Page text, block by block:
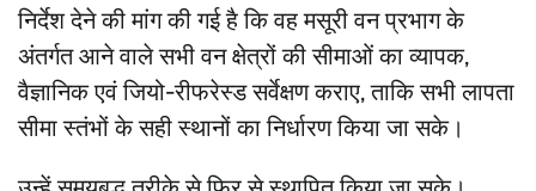
निर्देश देने की मांग की गई है कि वह मसूरी वन प्रभाग के
अंतर्गत आने वाले सभी वन क्षेत्रों की सीमाओं का व्यापक,
वैज्ञानिक एवं जियो-रीफरेस्ड सर्वेक्षण कराए, ताकि सभी लापता
सीमा स्तंभों के सही स्थानों का निर्धारण किया जा सके।